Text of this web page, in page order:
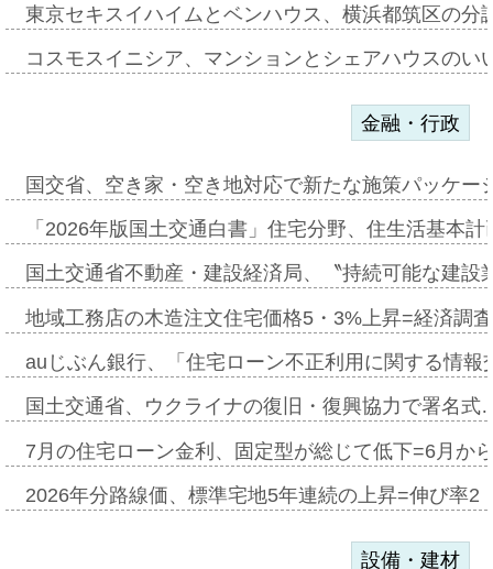
東京セキスイハイムとベンハウス、横浜都筑区の
コスモスイニシア、マンションとシェアハウスの
金融・行政
国交省、空き家・空き地対応で新たな施策パッケ
「2026年版国土交通白書」住宅分野、住生活基本
国土交通省不動産・建設経済局、〝持続可能な建
地域工務店の木造注文住宅価格5・3%上昇=経済調
auじぶん銀行、「住宅ローン不正利用に関する情
国土交通省、ウクライナの復旧・復興協力で署名
7月の住宅ローン金利、固定型が総じて低下=6月か
2026年分路線価、標準宅地5年連続の上昇=伸び率
設備・建材